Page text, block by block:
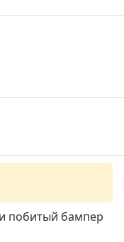
побитый бампер